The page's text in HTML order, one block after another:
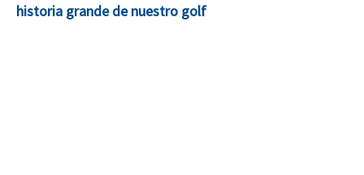
historia grande de nuestro golf